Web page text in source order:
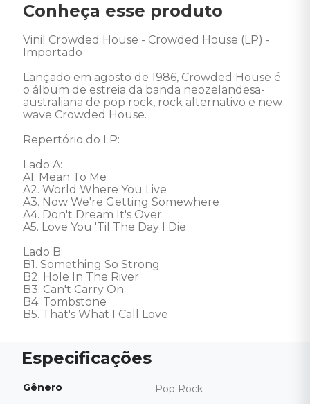
Conheça esse produto
Vinil Crowded House - Crowded House (LP) -
Importado
Lançado em agosto de 1986, Crowded House é
o álbum de estreia da banda neozelandesa-
australiana de pop rock, rock alternativo e new
wave Crowded House.
Repertório do LP:
Lado A:
A1. Mean To Me
A2. World Where You Live
A3. Now We're Getting Somewhere
A4. Don't Dream It's Over
A5. Love You 'Til The Day I Die
Lado B:
B1. Something So Strong
B2. Hole In The River
B3. Can't Carry On
B4. Tombstone
B5. That's What I Call Love
Gênero Pop Rock